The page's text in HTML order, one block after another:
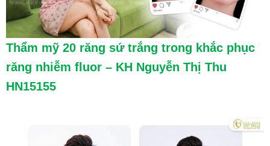
Thẩm mỹ 20 răng sứ trắng trong khắc phục
răng nhiễm fluor – KH Nguyễn Thị Thu
HN15155